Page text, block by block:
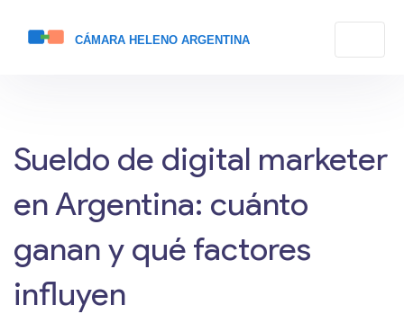
Sueldo de digital marketer
en Argentina: cuánto
ganan y qué factores
influyen